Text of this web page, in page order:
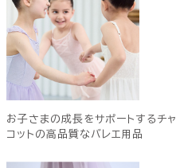
お子さまの成長をサポートするチャ
コットの高品質なバレエ用品